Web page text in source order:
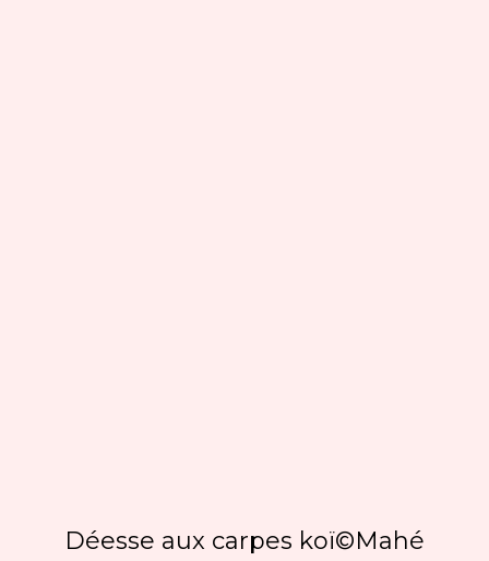
Déesse aux carpes koï©Mahé